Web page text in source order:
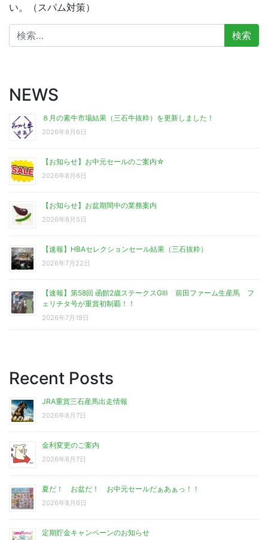
い。（スパム対策）
検
索:
NEWS
８月の素牛市場結果（三石牛抜粋）を更新しました！
2026年8月6日
【お知らせ】お中元セールのご案内☆
2026年8月6日
【お知らせ】お盆期間中の業務案内
2026年8月5日
【速報】HBAセレクションセール結果（三石抜粋）
2026年7月22日
【速報】第58回 函館2歳ステークスGⅢ 前田ファーム生産馬 フ
ェリチタ号が重賞初制覇！！
2026年7月19日
Recent Posts
JRA重賞三石産馬出走情報
2026年8月7日
金利変更のご案内
2026年8月7日
夏だ！ お盆だ！ お中元セールだぁあぁっ！！
2026年8月6日
定期貯金キャンペーンのお知らせ